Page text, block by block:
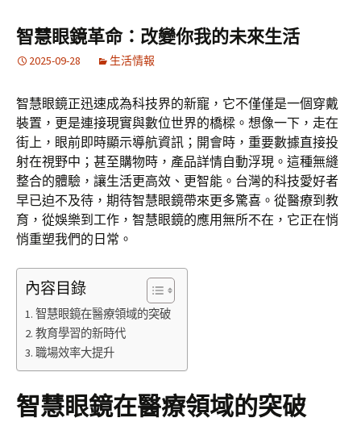
要
內
容
智慧眼鏡革命：改變你我的未來生活
2025-09-28 生活情報
智慧眼鏡正迅速成為科技界的新寵，它不僅僅是一個穿戴
裝置，更是連接現實與數位世界的橋樑。想像一下，走在
街上，眼前即時顯示導航資訊；開會時，重要數據直接投
射在視野中；甚至購物時，產品詳情自動浮現。這種無縫
整合的體驗，讓生活更高效、更智能。台灣的科技愛好者
早已迫不及待，期待智慧眼鏡帶來更多驚喜。從醫療到教
育，從娛樂到工作，智慧眼鏡的應用無所不在，它正在悄
悄重塑我們的日常。
內容目錄
智慧眼鏡在醫療領域的突破
教育學習的新時代
職場效率大提升
智慧眼鏡在醫療領域的突破